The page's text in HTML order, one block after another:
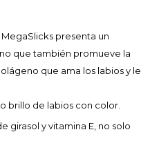
presenta un
que también promueve la
que ama los labios y le
brillo de labios con color.
girasol y vitamina E, no solo